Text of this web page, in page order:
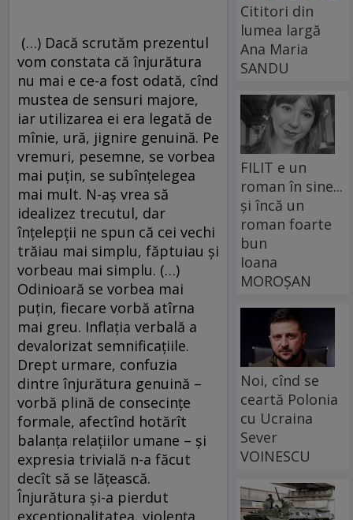
(…) Dacă scrutăm prezentul
vom constata că înjurătura
nu mai e ce-a fost odată, cînd
mustea de sensuri majore,
iar utilizarea ei era legată de
mînie, ură, jignire genuină. Pe
vremuri, pesemne, se vorbea
mai puțin, se subînțelegea
mai mult. N-aș vrea să
idealizez trecutul, dar
înțelepții ne spun că cei vechi
trăiau mai simplu, făptuiau și
vorbeau mai simplu. (…)
Odinioară se vorbea mai
puțin, fiecare vorbă atîrna
mai greu. Inflația verbală a
devalorizat semnificațiile.
Drept urmare, confuzia
dintre înjurătura genuină –
vorbă plină de consecințe
formale, afectînd hotărît
balanța relațiilor umane – și
expresia trivială n-a făcut
decît să se lățească.
Înjurătura și-a pierdut
Cititori din
lumea largă
Ana Maria
SANDU
FILIT e un
roman în sine...
și încă un
roman foarte
bun
Ioana
MOROȘAN
Noi, cînd se
ceartă Polonia
cu Ucraina
Sever
VOINESCU